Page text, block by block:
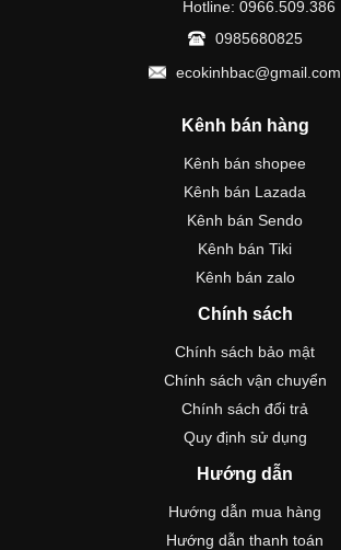
Hotline: 0966.509.386
0985680825
ecokinhbac@gmail.com
Kênh bán hàng
Kênh bán shopee
Kênh bán Lazada
Kênh bán Sendo
Kênh bán Tiki
Kênh bán zalo
Chính sách
Chính sách bảo mật
Chính sách vận chuyển
Chính sách đổi trả
Quy định sử dụng
Hướng dẫn
Hướng dẫn mua hàng
Hướng dẫn thanh toán